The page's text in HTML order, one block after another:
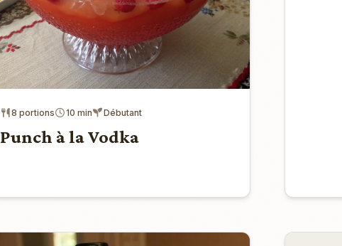
8 portions 10 min Débutant
Punch à la Vodka